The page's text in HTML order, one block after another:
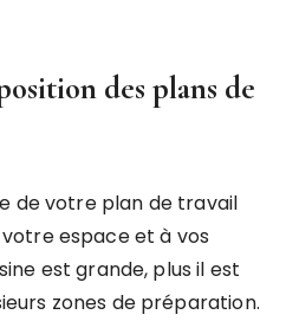
des plans de
de votre plan de travail
espace et à vos
est grande, plus il est
zones de préparation.